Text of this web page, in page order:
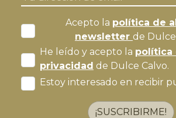
Acepto la política de
newsletter de Dulce
He leído y acepto la política
privacidad de Dulce Calvo.
Estoy interesado en recibir
¡SUSCRIBIRME!